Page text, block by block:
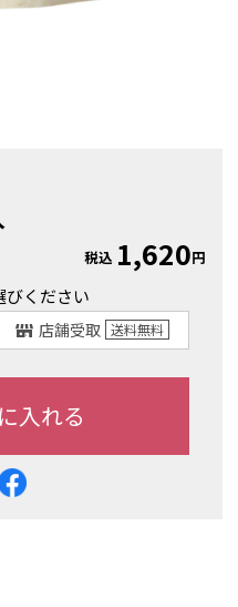
税込 1,620円
びください
店舗受取 送料無料